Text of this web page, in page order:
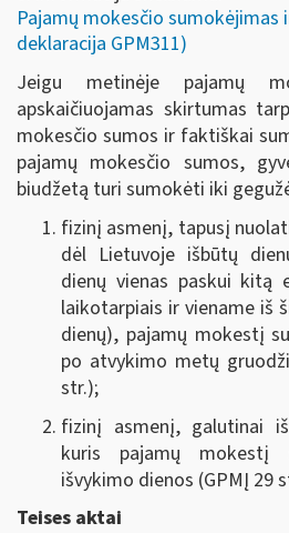
Pajamų mokesčio
deklaracija GPM311)
Jeigu metinėje pajamų
apskaičiuojamas skirtumas
mokesčio sumos ir faktiškai
pajamų mokesčio sumos,
biudžetą turi sumokėti iki
fizinį asmenį, tapusį
dėl Lietuvoje išbūtų
dienų vienas paskui kitą
laikotarpiais ir viename iš
dienų), pajamų mokestį
po atvykimo metų
str.);
fizinį asmenį, galutinai
kuris pajamų mokestį
išvykimo dienos (GPMĮ 29
Teises aktai